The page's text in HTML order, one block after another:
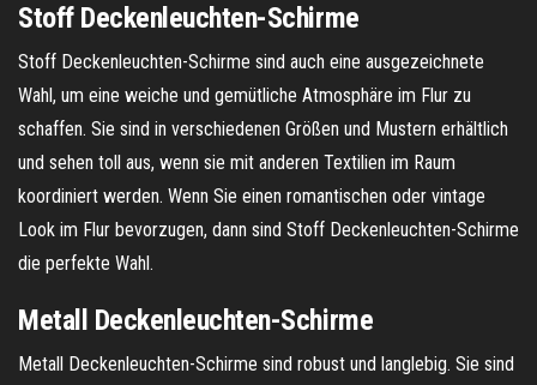
Stoff Deckenleuchten-Schirme
Stoff Deckenleuchten-Schirme sind auch eine ausgezeichnete
Wahl, um eine weiche und gemütliche Atmosphäre im Flur zu
schaffen. Sie sind in verschiedenen Größen und Mustern erhältlich
und sehen toll aus, wenn sie mit anderen Textilien im Raum
koordiniert werden. Wenn Sie einen romantischen oder vintage
Look im Flur bevorzugen, dann sind Stoff Deckenleuchten-Schirme
die perfekte Wahl.
Metall Deckenleuchten-Schirme
Metall Deckenleuchten-Schirme sind robust und langlebig. Sie sind